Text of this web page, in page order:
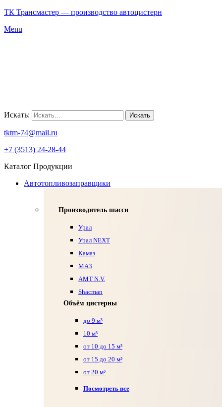
ТК Трансмастер — производство автоцистерн
Menu
Искать: Искать
tktm-74@mail.ru
+7 (3513) 24-28-44
Каталог Продукции
Автотопливозаправщики
Производитель шасси
Урал
Урал NEXT
Камаз
МАЗ
AMT N.V.
Shacman
Объём цистерны
до 9 м³
10 м³
от 10 до 15 м³
от 15 до 20 м³
от 20 м³
Посмотреть все